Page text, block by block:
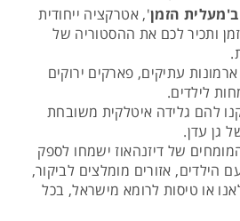
ב'מעלית הזמן', אטרקציה ייחודית
ותכיר לכם את ההסטוריה של
עתיקים, פארקים ירוקים
לילדים.
להם גלידה איטלקית משובחת
גן עדן.
של דיזנהאוז ישמחו לספק
הילדים, אזורים מומלצים לביקור,
או טיסות לרומא מישראל, בכל